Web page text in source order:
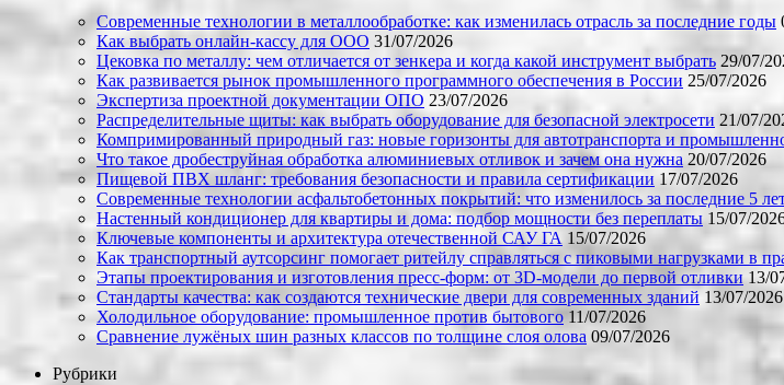
Современные технологии в металлообработке: как изменилась отрасль за последние годы
Как выбрать онлайн-кассу для ООО 31/07/2026
Цековка по металлу: чем отличается от зенкера и когда какой инструмент выбрать 29/07/
Как развивается рынок промышленного программного обеспечения в России 25/07/2026
Экспертиза проектной документации ОПО 23/07/2026
Распределительные щиты: как выбрать оборудование для безопасной электросети 21/07/
Компримированный природный газ: новые горизонты для автотранспорта и
Что такое дробеструйная обработка алюминиевых отливок и зачем она нужна 20/07/2026
Пищевой ПВХ шланг: требования безопасности и правила сертификации 17/07/2026
Современные технологии асфальтобетонных покрытий: что изменилось за последние 5
Настенный кондиционер для квартиры и дома: подбор мощности без переплаты 15/07/
Ключевые компоненты и архитектура отечественной САУ ГА 15/07/2026
Как транспортный аутсорсинг помогает ритейлу справляться с пиковыми нагрузками в
Этапы проектирования и изготовления пресс-форм: от 3D-модели до первой отливки 13/
Стандарты качества: как создаются технические двери для современных зданий 13/07/2026
Холодильное оборудование: промышленное против бытового 11/07/2026
Сравнение лужёных шин разных классов по толщине слоя олова 09/07/2026
Рубрики